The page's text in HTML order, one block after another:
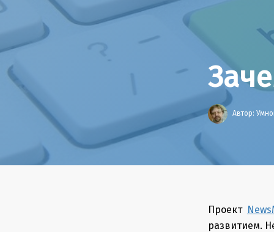
Автор:
Проект
развитием.